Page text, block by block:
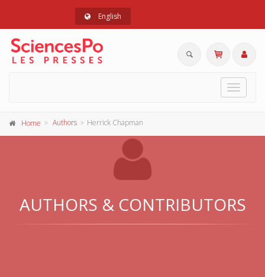
English
Toggle
Home Authors Herrick Chapman
AUTHORS & CONTRIBUTORS